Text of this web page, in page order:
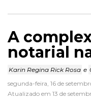
A
notarial
Karin Regina Rick Rosa e
segunda-feira, 16 de
Atualizado em 13 de